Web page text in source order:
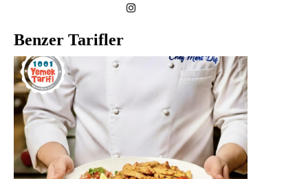
Benzer Tarifler